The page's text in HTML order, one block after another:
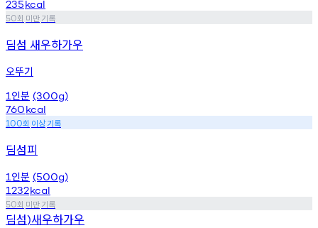
235kcal
50회 미만기록
딤섬 새우하가우
오뚜기
1 인분 (300g)
760kcal
100회 이상기록
딤섬피
1 인분 (500g)
1232kcal
50회 미만기록
딤섬)새우하가우